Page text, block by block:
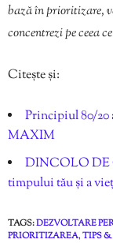
bază în prioritizare,
concentrezi pe ceea
Citește și:
Principiul 80/20
MAXIM
DINCOLO DE
timpului tău și a
TAGS:DEZVOLTARE
PRIORITIZAREA,TIPS